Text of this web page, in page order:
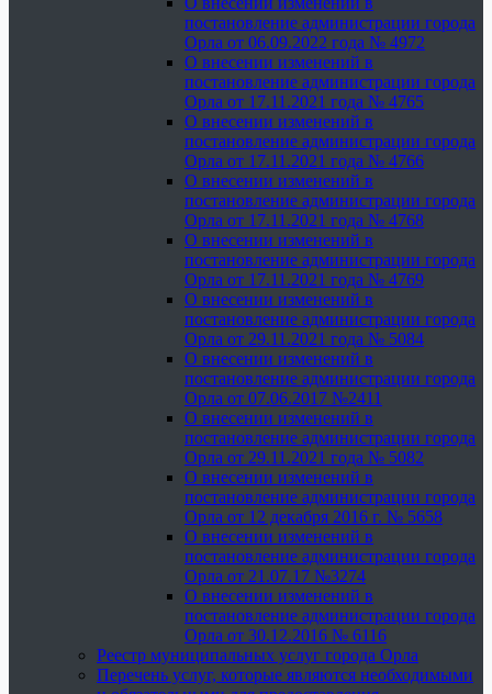
постановление администрации города
Орла от 06.09.2022 года № 4972
О внесении изменений в
постановление администрации города
Орла от 17.11.2021 года № 4765
О внесении изменений в
постановление администрации города
Орла от 17.11.2021 года № 4766
О внесении изменений в
постановление администрации города
Орла от 17.11.2021 года № 4768
О внесении изменений в
постановление администрации города
Орла от 17.11.2021 года № 4769
О внесении изменений в
постановление администрации города
Орла от 29.11.2021 года № 5084
О внесении изменений в
постановление администрации города
Орла от 07.06.2017 №2411
О внесении изменений в
постановление администрации города
Орла от 29.11.2021 года № 5082
О внесении изменений в
постановление администрации города
Орла от 12 декабря 2016 г. № 5658
О внесении изменений в
постановление администрации города
Орла от 21.07.17 №3274
О внесении изменений в
постановление администрации города
Орла от 30.12.2016 № 6116
Реестр муниципальных услуг города Орла
Перечень услуг, которые являются необходимыми